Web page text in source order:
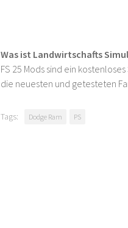
Was ist Landwirtschafts
FS 25 Mods sind ein
die neuesten und getesteten
Tags: Dodge Ram PS